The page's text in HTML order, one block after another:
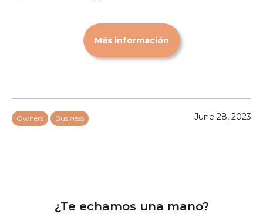
Más información
Owners Business June 28, 2023
¿Te echamos una mano?